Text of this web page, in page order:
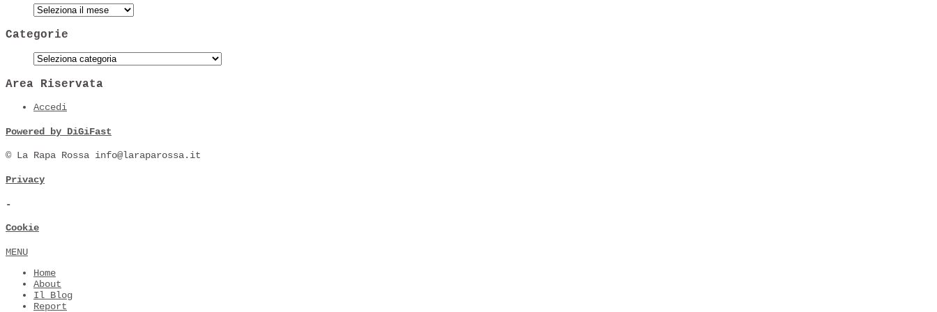
Categorie
Area Riservata
Accedi
Powered by DiGiFast
© La Rapa Rossa info@laraparossa.it
Privacy
-
Cookie
MENU
Home
About
Il Blog
Report